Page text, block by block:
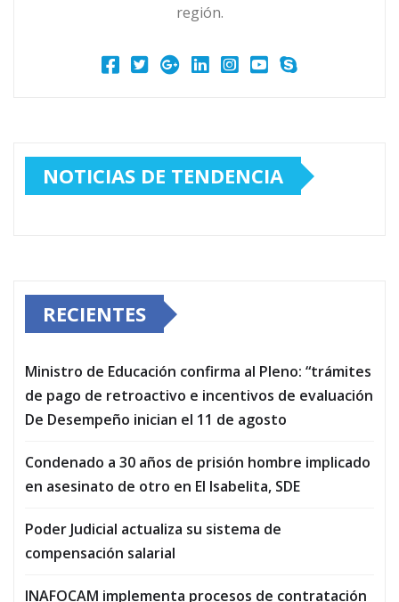
región.
NOTICIAS DE TENDENCIA
RECIENTES
Ministro de Educación confirma al Pleno: “trámites
de pago de retroactivo e incentivos de evaluación
De Desempeño inician el 11 de agosto
Condenado a 30 años de prisión hombre implicado
en asesinato de otro en El Isabelita, SDE
Poder Judicial actualiza su sistema de
compensación salarial
INAFOCAM implementa procesos de contratación